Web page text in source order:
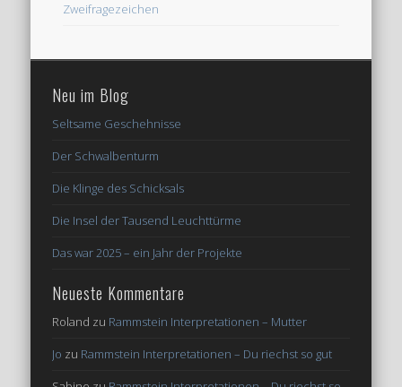
Zweifragezeichen
Neu im Blog
Seltsame Geschehnisse
Der Schwalbenturm
Die Klinge des Schicksals
Die Insel der Tausend Leuchttürme
Das war 2025 – ein Jahr der Projekte
Neueste Kommentare
Roland zu Rammstein Interpretationen – Mutter
Jo zu Rammstein Interpretationen – Du riechst so gut